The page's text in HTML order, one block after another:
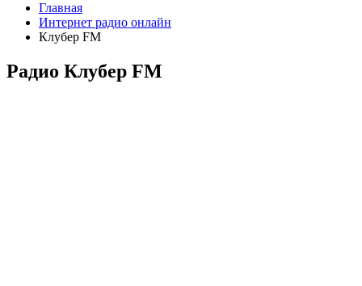
Главная
Интернет радио онлайн
Клубер FM
Радио Клубер FM